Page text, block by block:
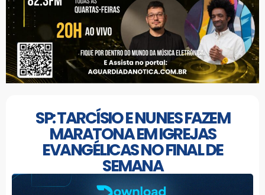
SP: TARCÍSIO E NUNES FAZEM
MARATONA EM IGREJAS
EVANGÉLICAS NO FINAL DE
SEMANA